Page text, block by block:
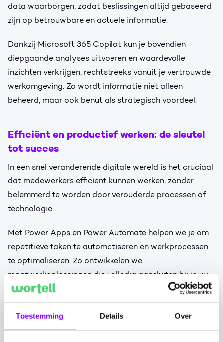
Toestemming Details Over
data waarborgen, zodat beslissingen altijd gebaseerd
zijn op betrouwbare en actuele informatie.
Dankzij Microsoft 365 Copilot kun je bovendien
diepgaande analyses uitvoeren en waardevolle
inzichten verkrijgen, rechtstreeks vanuit je vertrouwde
werkomgeving. Zo wordt informatie niet alleen
beheerd, maar ook benut als strategisch voordeel.
Efficiënt en productief werken: de sleutel
tot succes
In een snel veranderende digitale wereld is het cruciaal
dat medewerkers efficiënt kunnen werken, zonder
belemmerd te worden door verouderde processen of
technologie.
Met Power Apps en Power Automate helpen we je om
repetitieve taken te automatiseren en werkprocessen
te optimaliseren. Zo ontwikkelen we
maatwerkoplossingen die volledig aansluiten bij jouw
bedrijfsbehoeften.
Power Automate neemt tijdrovende handmatige taken